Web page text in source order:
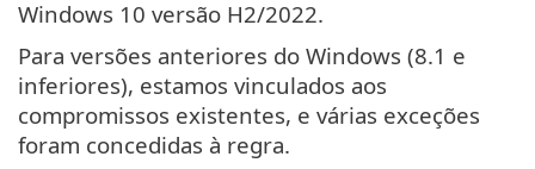
Windows 10 versão H2/2022.
Para versões anteriores do Windows (8.1 e
inferiores), estamos vinculados aos
compromissos existentes, e várias exceções
foram concedidas à regra.